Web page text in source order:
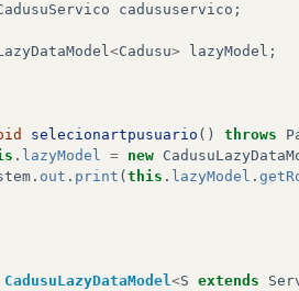
cadususervico ;
<Cadusu> lazyModel ;
selecionartpusuario () throws
. lazyModel = new
. out . print ( this . lazyModel .
CadusuLazyDataModel<S extends